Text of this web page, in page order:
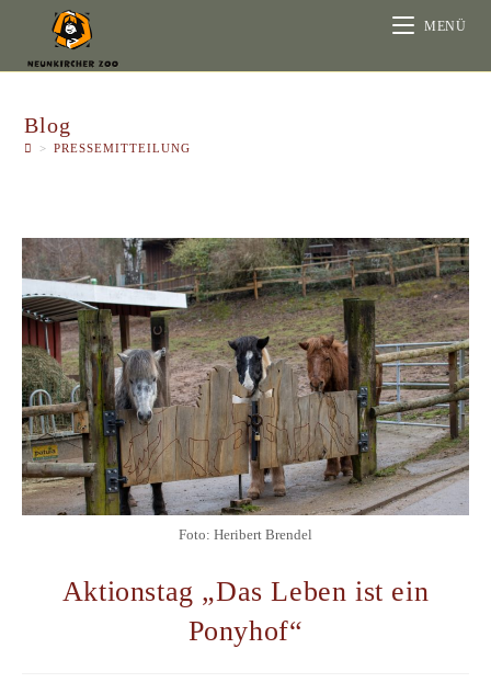
MENÜ
Blog
> PRESSEMITTEILUNG
Foto: Heribert Brendel
Aktionstag „Das Leben ist ein
Ponyhof“